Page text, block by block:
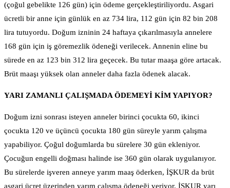
(çoğul gebelikte 126 gün) için ödeme gerçekleştiriliyordu. Asgari
ücretli bir anne için günlük en az 734 lira, 112 gün için 82 bin 208
lira tutuyordu. Doğum izninin 24 haftaya çıkarılmasıyla annelere
168 gün için iş göremezlik ödeneği verilecek. Annenin eline bu
sürede en az 123 bin 312 lira geçecek. Bu tutar maaşa göre artacak.
Brüt maaşı yüksek olan anneler daha fazla ödenek alacak.
YARI ZAMANLI ÇALIŞMADA ÖDEMEYİ KİM YAPIYOR?
Doğum izni sonrası isteyen anneler birinci çocukta 60, ikinci
çocukta 120 ve üçüncü çocukta 180 gün süreyle yarım çalışma
yapabiliyor. Çoğul doğumlarda bu sürelere 30 gün ekleniyor.
Çocuğun engelli doğması halinde ise 360 gün olarak uygulanıyor.
Bu sürelerde işveren anneye yarım maaş öderken, İŞKUR da brüt
asgari ücret üzerinden yarım çalışma ödeneği veriyor. İŞKUR yarı